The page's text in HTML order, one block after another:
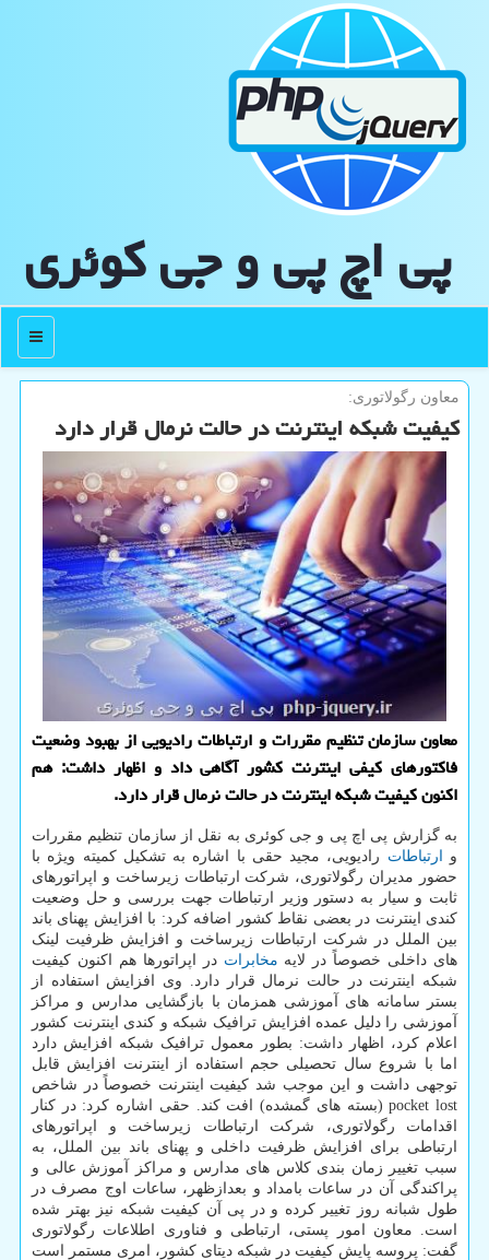
پی اچ پی و جی كوئری
منو
معاون رگولاتوری:
کیفیت شبکه اینترنت در حالت نرمال قرار دارد
معاون سازمان تنظیم مقررات و ارتباطات رادیویی از بهبود وضعیت
فاکتورهای کیفی اینترنت کشور آگاهی داد و اظهار داشت: هم
اکنون کیفیت شبکه اینترنت در حالت نرمال قرار دارد.
به گزارش پی اچ پی و جی کوئری به نقل از سازمان تنظیم مقررات
و
ارتباطات رادیویی، مجید حقی با اشاره به تشکیل کمیته ویژه با
حضور مدیران رگولاتوری، شرکت ارتباطات زیرساخت و اپراتورهای
ثابت و سیار به دستور وزیر ارتباطات جهت بررسی و حل وضعیت
کندی اینترنت در بعضی نقاط کشور اضافه کرد: با افزایش پهنای باند
بین الملل در شرکت ارتباطات زیرساخت و افزایش ظرفیت لینک
های داخلی خصوصاً در لایه مخابرات در اپراتورها هم اکنون کیفیت
شبکه اینترنت در حالت نرمال قرار دارد. وی افزایش استفاده از
بستر سامانه های آموزشی همزمان با بازگشایی مدارس و مراکز
آموزشی را دلیل عمده افزایش ترافیک شبکه و کندی اینترنت کشور
اعلام کرد، اظهار داشت: بطور معمول ترافیک شبکه افزایش دارد
اما با شروع سال تحصیلی حجم استفاده از اینترنت افزایش قابل
توجهی داشت و این موجب شد کیفیت اینترنت خصوصاً در شاخص
pocket lost (بسته های گمشده) افت کند. حقی اشاره کرد: در کنار
اقدامات رگولاتوری، شرکت ارتباطات زیرساخت و اپراتورهای
ارتباطی برای افزایش ظرفیت داخلی و پهنای باند بین الملل، به
سبب تغییر زمان بندی کلاس های مدارس و مراکز آموزش عالی و
پراکندگی آن در ساعات بامداد و بعدازظهر، ساعات اوج مصرف در
طول شبانه روز تغییر کرده و در پی آن کیفیت شبکه نیز بهتر شده
است. معاون امور پستی، ارتباطی و فناوری اطلاعات رگولاتوری
گفت: پروسه پایش کیفیت در شبکه دیتای کشور، امری مستمر است